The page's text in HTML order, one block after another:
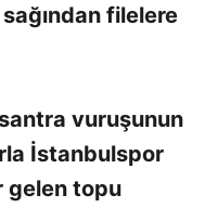
filelere
vuruşunun
İstanbulspor
gelen topu